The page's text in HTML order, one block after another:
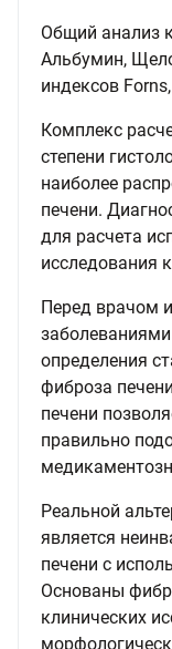
Общий анализ
Альбумин,
индексов
Комплекс
степени
наиболее
печени.
для расчета
исследования
Перед врачом
определения
фиброза
печени
правильно
Реальной
является
печени с
Основаны
клинических